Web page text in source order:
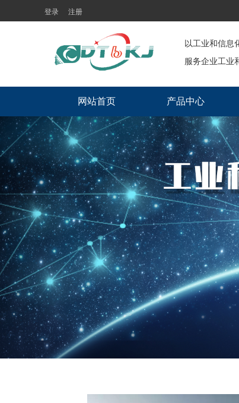
登录 注册
以工业和信息
服务企业工业
网站首页 产品中心